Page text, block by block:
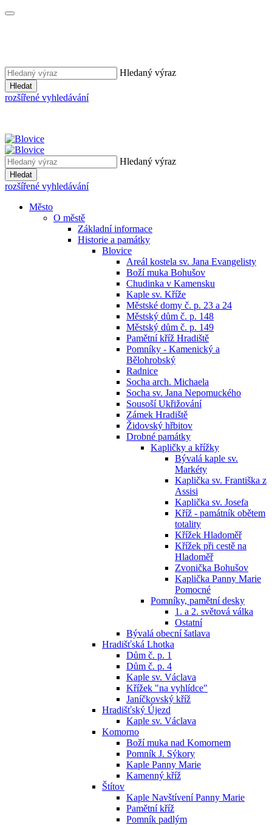
Hledaný výraz
Hledat
rozšířené vyhledávání
Hledaný výraz
Hledat
rozšířené vyhledávání
Město
O městě
Základní informace
Historie a památky
Blovice
Areál kostela sv. Jana Evangelisty
Boží muka Bohušov
Chudinka v Kamensku
Kaple sv. Kříže
Městské domy č. p. 23 a 24
Městský dům č. p. 148
Městský dům č. p. 149
Pamětní kříž Hradiště
Pomníky - Kamenický a
Bělohrobský
Radnice
Socha arch. Michaela
Socha sv. Jana Nepomuckého
Sousoší Ukřižování
Zámek Hradiště
Židovský hřbitov
Drobné památky
Kapličky a křížky
Bývalá kaple sv.
Markéty
Kaplička sv. Františka z
Assisi
Kaplička sv. Josefa
Kříž - památník obětem
totality
Křížek Hladoměř
Křížek při cestě na
Hladoměř
Zvonička Bohušov
Kaplička Panny Marie
Pomocné
Pomníky, pamětní desky
1. a 2. světová válka
Ostatní
Bývalá obecní šatlava
Hradišťská Lhotka
Dům č. p. 1
Dům č. p. 4
Kaple sv. Václava
Křížek "na vyhlídce"
Janíčkovský kříž
Hradišťský Újezd
Kaple sv. Václava
Komorno
Boží muka nad Komornem
Pomník J. Sýkory
Kaple Panny Marie
Kamenný kříž
Štítov
Kaple Navštívení Panny Marie
Pamětní kříž
Pomník padlým